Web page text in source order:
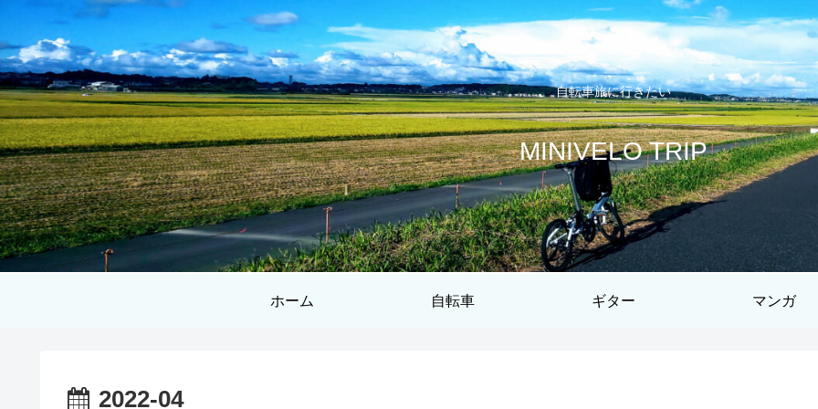
自転車旅に行きたい
MINIVELO TRIP
ホーム 自転車 ギター マンガ
2022-04